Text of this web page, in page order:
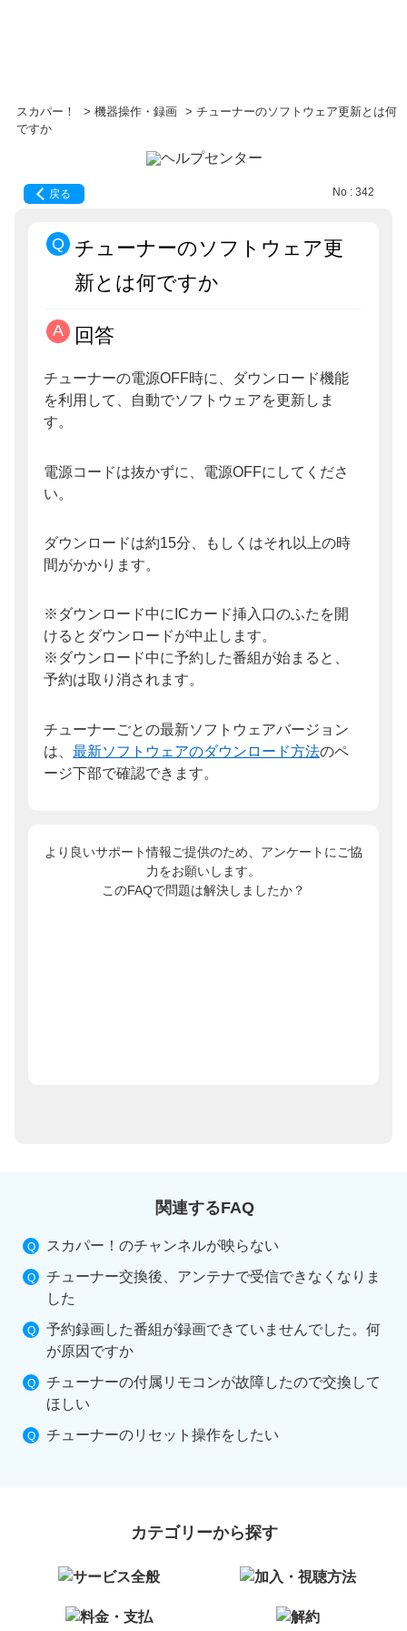
スカパー！ > 機器操作・録画 > チューナーのソフトウェア更新とは何
ですか
戻る No : 342
チューナーのソフトウェア更
新とは何ですか
回答
チューナーの電源OFF時に、ダウンロード機能
を利用して、自動でソフトウェアを更新しま
す。
電源コードは抜かずに、電源OFFにしてくださ
い。
ダウンロードは約15分、もしくはそれ以上の時
間がかかります。
※ダウンロード中にICカード挿入口のふたを開
けるとダウンロードが中止します。
※ダウンロード中に予約した番組が始まると、
予約は取り消されます。
チューナーごとの最新ソフトウェアバージョン
は、最新ソフトウェアのダウンロード方法のペ
ージ下部で確認できます。
より良いサポート情報ご提供のため、アンケートにご協
力をお願いします。
このFAQで問題は解決しましたか？
関連するFAQ
スカパー！のチャンネルが映らない
チューナー交換後、アンテナで受信できなくなりま
した
予約録画した番組が録画できていませんでした。何
が原因ですか
チューナーの付属リモコンが故障したので交換して
ほしい
チューナーのリセット操作をしたい
カテゴリーから探す